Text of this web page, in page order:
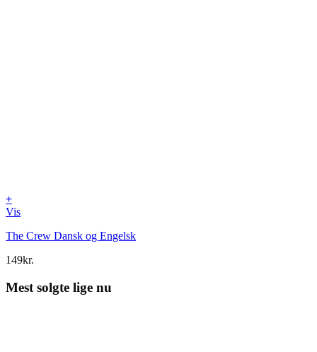
+
Vis
The Crew Dansk og Engelsk
149kr.
Mest solgte lige nu